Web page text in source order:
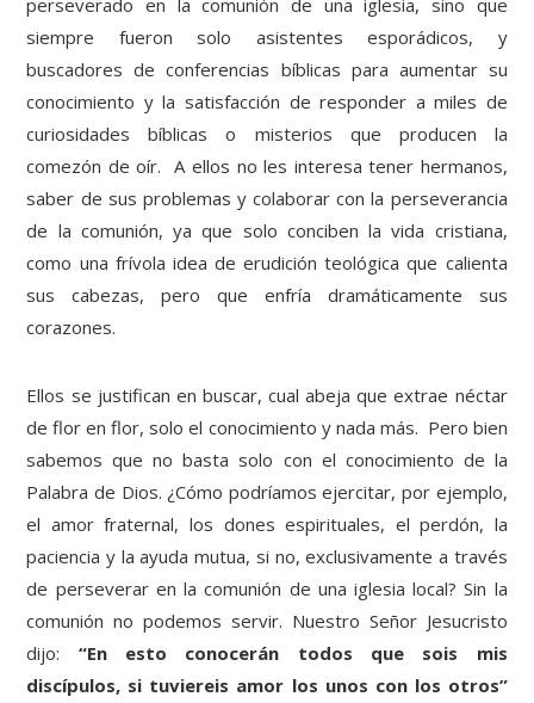
perseverado en la comunión de una iglesia, sino que
siempre fueron solo asistentes esporádicos, y
buscadores de conferencias bíblicas para aumentar su
conocimiento y la satisfacción de responder a miles de
curiosidades bíblicas o misterios que producen la
comezón de oír. A ellos no les interesa tener hermanos,
saber de sus problemas y colaborar con la perseverancia
de la comunión, ya que solo conciben la vida cristiana,
como una frívola idea de erudición teológica que calienta
sus cabezas, pero que enfría dramáticamente sus
corazones.
Ellos se justifican en buscar, cual abeja que extrae néctar
de flor en flor, solo el conocimiento y nada más. Pero bien
sabemos que no basta solo con el conocimiento de la
Palabra de Dios. ¿Cómo podríamos ejercitar, por ejemplo,
el amor fraternal, los dones espirituales, el perdón, la
paciencia y la ayuda mutua, si no, exclusivamente a través
de perseverar en la comunión de una iglesia local? Sin la
comunión no podemos servir. Nuestro Señor Jesucristo
dijo: “En esto conocerán todos que sois mis
discípulos, si tuviereis amor los unos con los otros”